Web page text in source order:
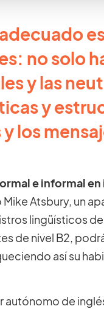
no solo
y las
y
los
e informal en
Atsbury, un
lingüísticos
de nivel B2,
así su
de